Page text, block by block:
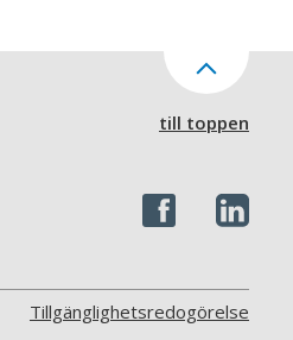
till toppen
Tillgänglighetsredogörelse